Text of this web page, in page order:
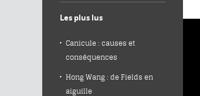
Les plus lus
Canicule : causes et
conséquences
Hong Wang : de Fields en
aiguille